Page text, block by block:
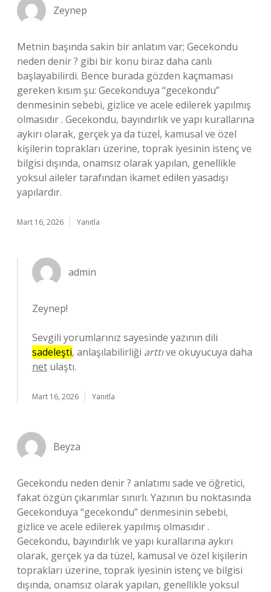
Zeynep
Metnin başında sakin bir anlatım var; Gecekondu
neden denir ? gibi bir konu biraz daha canlı
başlayabilirdi. Bence burada gözden kaçmaması
gereken kısım şu: Gecekonduya “gecekondu”
denmesinin sebebi, gizlice ve acele edilerek yapılmış
olmasıdır . Gecekondu, bayındırlık ve yapı kurallarına
aykırı olarak, gerçek ya da tüzel, kamusal ve özel
kişilerin toprakları üzerine, toprak iyesinin istenç ve
bilgisi dışında, onamsız olarak yapılan, genellikle
yoksul aileler tarafından ikamet edilen yasadışı
yapılardır.
Mart 16, 2026 Yanıtla
admin
Zeynep!
Sevgili yorumlarınız sayesinde yazının dili
sadeleşti, anlaşılabilirliği arttıve okuyucuya daha
net ulaştı.
Mart 16, 2026 Yanıtla
Beyza
Gecekondu neden denir ? anlatımı sade ve öğretici,
fakat özgün çıkarımlar sınırlı. Yazının bu noktasında
Gecekonduya “gecekondu” denmesinin sebebi,
gizlice ve acele edilerek yapılmış olmasıdır .
Gecekondu, bayındırlık ve yapı kurallarına aykırı
olarak, gerçek ya da tüzel, kamusal ve özel kişilerin
toprakları üzerine, toprak iyesinin istenç ve bilgisi
dışında, onamsız olarak yapılan, genellikle yoksul